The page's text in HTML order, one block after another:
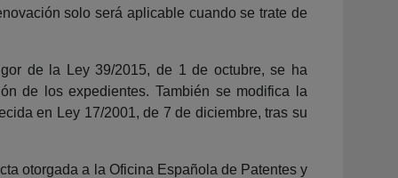
solo será aplicable cuando se trate de
de la Ley 39/2015, de 1 de octubre, se ha
de los expedientes. También se modifica la
en Ley 17/2001, de 7 de diciembre, tras su
otorgada a la Oficina Española de Patentes y